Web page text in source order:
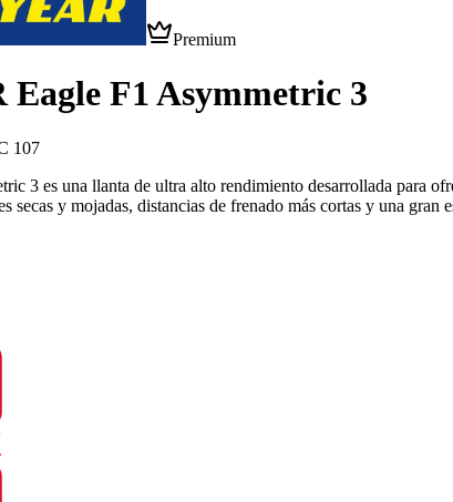
Premium
F1 Asymmetric 3
107
3 es una llanta de ultra alto rendimiento desarrollada para
secas y mojadas, distancias de frenado más cortas y una gran